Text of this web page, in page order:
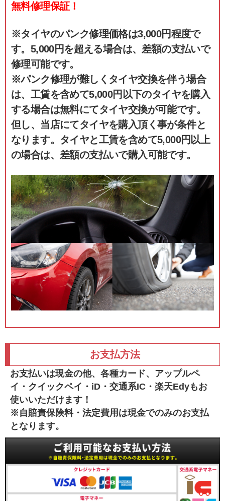
無料修理保証！
※タイヤのパンク修理価格は3,000円程度で
す。5,000円を超える場合は、差額の支払いで
修理可能です。
※パンク修理が難しくタイヤ交換を伴う場合
は、工賃を含めて5,000円以下のタイヤを購入
する場合は無料にてタイヤ交換が可能です。
但し、当店にてタイヤを購入頂く事が条件と
なります。タイヤと工賃を含めて5,000円以上
の場合は、差額の支払いで購入可能です。
お支払方法
お支払いは現金の他、各種カード、アップルペ
イ・クイックペイ・iD・交通系IC・楽天Edyもお
使いいただけます！
※自賠責保険料・法定費用は現金でのみのお支払
となります。